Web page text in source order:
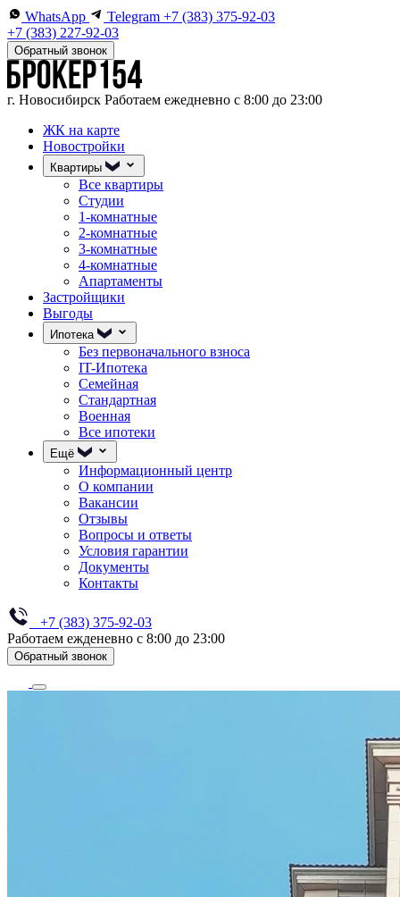
WhatsApp Telegram +7 (383) 375-92-03
+7 (383) 227-92-03
Обратный звонок
г. Новосибирск Работаем ежедневно с 8:00 до 23:00
ЖК на карте
Новостройки
Квартиры
Все квартиры
Студии
1-комнатные
2-комнатные
3-комнатные
4-комнатные
Апартаменты
Застройщики
Выгоды
Ипотека
Без первоначального взноса
IT-Ипотека
Семейная
Стандартная
Военная
Все ипотеки
Ещё
Информационный центр
О компании
Вакансии
Отзывы
Вопросы и ответы
Условия гарантии
Документы
Контакты
+7 (383) 375-92-03
Работаем ежденевно с 8:00 до 23:00
Обратный звонок